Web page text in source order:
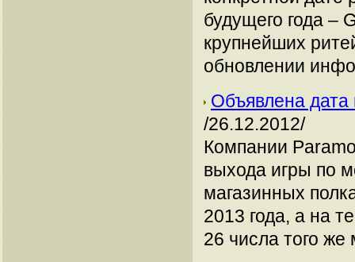
будущего года –
крупнейших
обновлении
Объявлена дата
/26.12.2012/
Компании
выхода игры по
магазинных
2013 года, а на
26 числа того же